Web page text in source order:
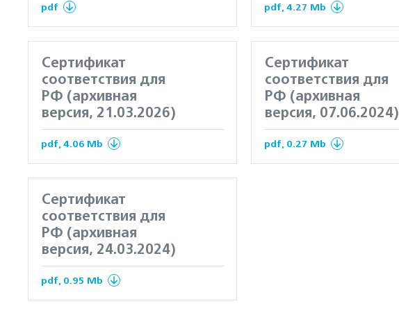
pdf pdf, 4.27 Mb
Сертификат
соответствия для
РФ (архивная
версия, 21.03.2026)
pdf, 4.06 Mb
Сертификат
соответствия для
РФ (архивная
версия, 07.06.2024)
pdf, 0.27 Mb
Сертификат
соответствия для
РФ (архивная
версия, 24.03.2024)
pdf, 0.95 Mb